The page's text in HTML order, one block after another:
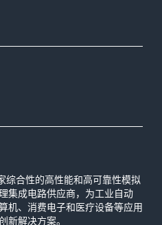
综合性的高性能和高可靠性模拟
集成电路供应商，为工业自动
机、消费电子和医疗设备等应用
新解决方案。